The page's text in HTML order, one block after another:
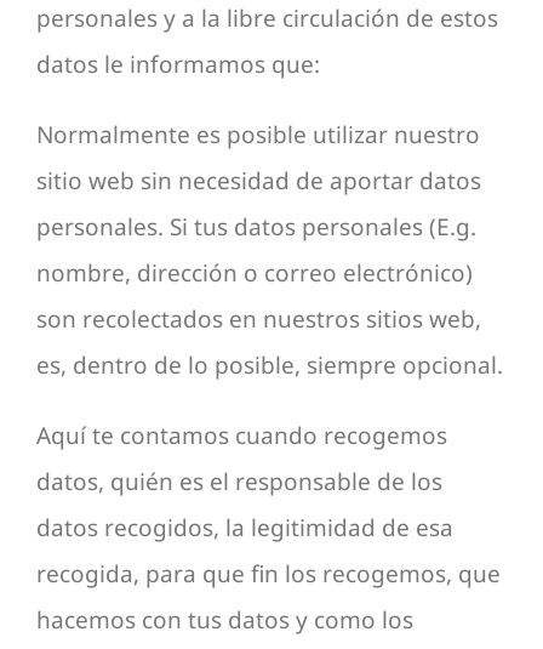
personales y a la libre circulación de estos
datos le informamos que:
Normalmente es posible utilizar nuestro
sitio web sin necesidad de aportar datos
personales. Si tus datos personales (E.g.
nombre, dirección o correo electrónico)
son recolectados en nuestros sitios web,
es, dentro de lo posible, siempre opcional.
Aquí te contamos cuando recogemos
datos, quién es el responsable de los
datos recogidos, la legitimidad de esa
recogida, para que fin los recogemos, que
hacemos con tus datos y como los